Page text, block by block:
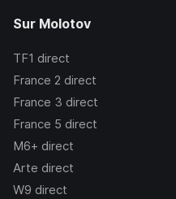
Sur Molotov
TF1 direct
France 2 direct
France 3 direct
France 5 direct
M6+ direct
Arte direct
W9 direct